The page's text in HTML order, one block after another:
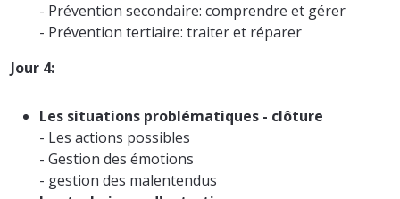
- Prévention secondaire: comprendre et gérer
- Prévention tertiaire: traiter et réparer
Jour 4:
Les situations problématiques - clôture
- Les actions possibles
- Gestion des émotions
- gestion des malentendus